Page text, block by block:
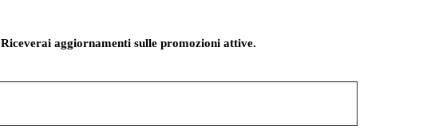
Riceverai aggiornamenti sulle promozioni attive.